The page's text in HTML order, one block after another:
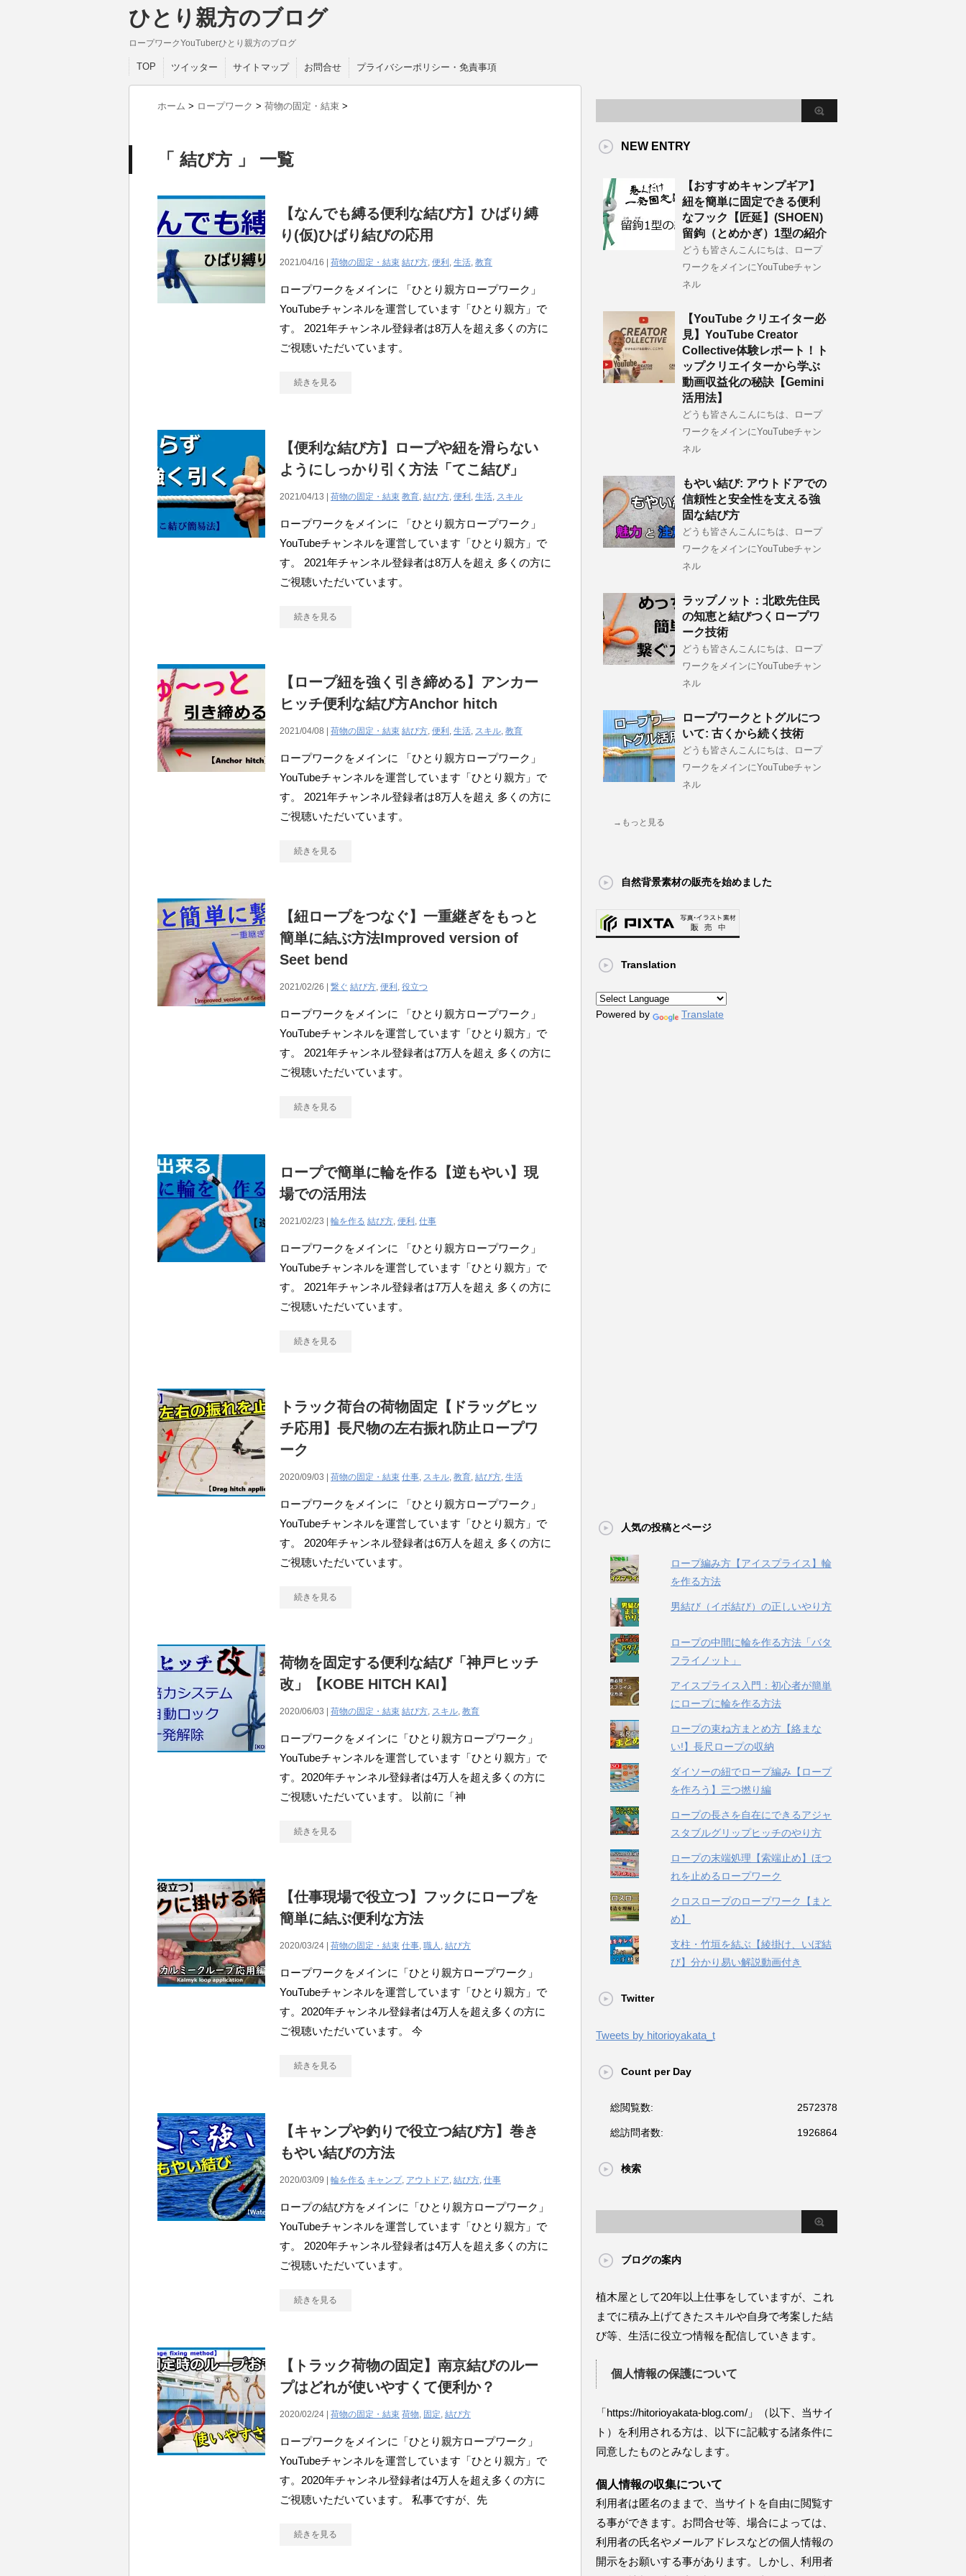
ひとり親方のブログ
ロープワークYouTuberひとり親方のブログ
TOP ツイッター サイトマップ お問合せ プライバシーポリシー・免責事項
ホーム > ロープワーク > 荷物の固定・結束 >
「 結び方 」 一覧
【なんでも縛る便利な結び方】ひばり縛
り(仮)ひばり結びの応用
2021/04/16 | 荷物の固定・結束 結び方, 便利 , 生活, 教育
ロープワークをメインに 「ひとり親方ロープワーク」
YouTubeチャンネルを運営しています「ひとり親方」で
す。 2021年チャンネル登録者は8万人を超え多くの方に
ご視聴いただいています。
続きを見る
【便利な結び方】ロープや紐を滑らない
ようにしっかり引く方法「てこ結び」
2021/04/13 | 荷物の固定・結束 教育, 結び方, 便利 , 生活, スキル
ロープワークをメインに 「ひとり親方ロープワーク」
YouTubeチャンネルを運営しています「ひとり親方」で
す。 2021年チャンネル登録者は8万人を超え 多くの方に
ご視聴いただいています。
続きを見る
【ロープ紐を強く引き締める】アンカー
ヒッチ便利な結び方Anchor hitch
2021/04/08 | 荷物の固定・結束 結び方, 便利 , 生活, スキル, 教育
ロープワークをメインに 「ひとり親方ロープワーク」
YouTubeチャンネルを運営しています「ひとり親方」で
す。 2021年チャンネル登録者は8万人を超え 多くの方に
ご視聴いただいています。
続きを見る
【紐ロープをつなぐ】一重継ぎをもっと
簡単に結ぶ方法Improved version of
Seet bend
2021/02/26 | 繋ぐ 結び方, 便利 , 役立つ
ロープワークをメインに 「ひとり親方ロープワーク」
YouTubeチャンネルを運営しています「ひとり親方」で
す。 2021年チャンネル登録者は7万人を超え 多くの方に
ご視聴いただいています。
続きを見る
ロープで簡単に輪を作る【逆もやい】現
場での活用法
2021/02/23 | 輪を作る 結び方, 便利 , 仕事
ロープワークをメインに 「ひとり親方ロープワーク」
YouTubeチャンネルを運営しています「ひとり親方」で
す。 2021年チャンネル登録者は7万人を超え 多くの方に
ご視聴いただいています。
続きを見る
トラック荷台の荷物固定【ドラッグヒッ
チ応用】長尺物の左右振れ防止ロープワ
ーク
2020/09/03 | 荷物の固定・結束 仕事, スキル, 教育, 結び方, 生活
ロープワークをメインに 「ひとり親方ロープワーク」
YouTubeチャンネルを運営しています「ひとり親方」で
す。 2020年チャンネル登録者は6万人を超え 多くの方に
ご視聴いただいています。
続きを見る
荷物を固定する便利な結び「神戸ヒッチ
改」【KOBE HITCH KAI】
2020/06/03 | 荷物の固定・結束 結び方, スキル, 教育
ロープワークをメインに「ひとり親方ロープワーク」
YouTubeチャンネルを運営しています「ひとり親方」で
す。2020年チャンネル登録者は4万人を超え多くの方に
ご視聴いただいています。 以前に「神
続きを見る
【仕事現場で役立つ】フックにロープを
簡単に結ぶ便利な方法
2020/03/24 | 荷物の固定・結束 仕事, 職人 , 結び方
ロープワークをメインに「ひとり親方ロープワーク」
YouTubeチャンネルを運営しています「ひとり親方」で
す。2020年チャンネル登録者は4万人を超え多くの方に
ご視聴いただいています。 今
続きを見る
【キャンプや釣りで役立つ結び方】巻き
もやい結びの方法
2020/03/09 | 輪を作る キャンプ, アウトドア, 結び方, 仕事
ロープの結び方をメインに「ひとり親方ロープワーク」
YouTubeチャンネルを運営しています「ひとり親方」で
す。 2020年チャンネル登録者は4万人を超え多くの方に
ご視聴いただいています。
続きを見る
【トラック荷物の固定】南京結びのルー
プはどれが使いやすくて便利か？
2020/02/24 | 荷物の固定・結束 荷物, 固定, 結び方
ロープワークをメインに「ひとり親方ロープワーク」
YouTubeチャンネルを運営しています「ひとり親方」で
す。2020年チャンネル登録者は4万人を超え多くの方に
ご視聴いただいています。 私事ですが、先
続きを見る
NEW ENTRY
【おすすめキャンプギア】
紐を簡単に固定できる便利
なフック【匠延】(SHOEN)
留鉤（とめかぎ）1型の紹介
どうも皆さんこんにちは、ロープ
ワークをメインにYouTubeチャン
ネル
【YouTube クリエイター必
見】YouTube Creator
Collective体験レポート！ト
ップクリエイターから学ぶ
動画収益化の秘訣【Gemini
活用法】
どうも皆さんこんにちは、ロープ
ワークをメインにYouTubeチャン
ネル
もやい結び: アウトドアでの
信頼性と安全性を支える強
固な結び方
どうも皆さんこんにちは、ロープ
ワークをメインにYouTubeチャン
ネル
ラップノット：北欧先住民
の知恵と結びつくロープワ
ーク技術
どうも皆さんこんにちは、ロープ
ワークをメインにYouTubeチャン
ネル
ロープワークとトグルにつ
いて: 古くから続く技術
どうも皆さんこんにちは、ロープ
ワークをメインにYouTubeチャン
ネル
→もっと見る
自然背景素材の販売を始めました
Translation
Powered by Translate
人気の投稿とページ
ロープ編み方【アイスプライス】輪
を作る方法
男結び（イボ結び）の正しいやり方
ロープの中間に輪を作る方法「バタ
フライノット」
アイスプライス入門：初心者が簡単
にロープに輪を作る方法
ロープの束ね方まとめ方【絡まな
い!】長尺ロープの収納
ダイソーの紐でロープ編み【ロープ
を作ろう】三つ撚り編
ロープの長さを自在にできるアジャ
スタブルグリップヒッチのやり方
ロープの末端処理【索端止め】ほつ
れを止めるロープワーク
クロスロープのロープワーク【まと
め】
支柱・竹垣を結ぶ【綾掛け、いぼ結
び】分かり易い解説動画付き
Twitter
Tweets by hitorioyakata_t
Count per Day
2572378
総閲覧数:
1926864
総訪問者数:
検索
ブログの案内
植木屋として20年以上仕事をしていますが、これ
までに積み上げてきたスキルや自身で考案した結
び等、生活に役立つ情報を配信していきます。
個人情報の保護について
「https://hitorioyakata-blog.com/」（以下、当サイ
ト）を利用される方は、以下に記載する諸条件に
同意したものとみなします。
個人情報の収集について
利用者は匿名のままで、当サイトを自由に閲覧す
る事ができます。お問合せ等、場合によっては、
利用者の氏名やメールアドレスなどの個人情報の
開示をお願いする事があります。しかし、利用者